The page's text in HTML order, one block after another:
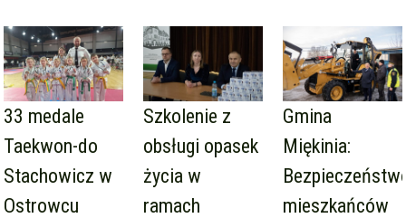
33 medale
Taekwon-do
Stachowicz w
Ostrowcu
Szkolenie z
obsługi opasek
życia w
ramach
Gmina
Miękinia:
mieszkańców